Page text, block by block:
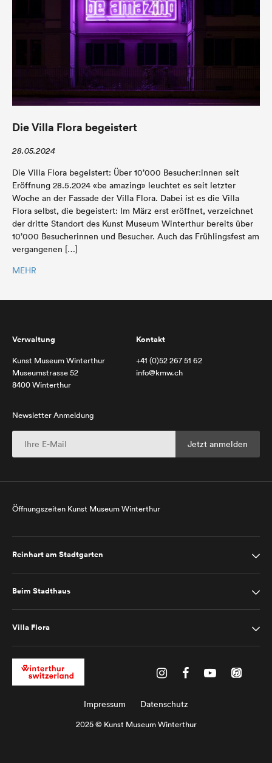
Die Villa Flora begeistert
28.05.2024
Die Villa Flora begeistert: Über 10’000 Besucher:innen seit
Eröffnung 28.5.2024 «be amazing» leuchtet es seit letzter
Woche an der Fassade der Villa Flora. Dabei ist es die Villa
Flora selbst, die begeistert: Im März erst eröffnet, verzeichnet
der dritte Standort des Kunst Museum Winterthur bereits über
10’000 Besucherinnen und Besucher. Auch das Frühlingsfest am
vergangenen […]
MEHR
Verwaltung
Kunst Museum Winterthur
Museumstrasse 52
8400 Winterthur
Kontakt
+41 (0)52 267 51 62
info@kmw.ch
Newsletter Anmeldung
Öffnungszeiten Kunst Museum Winterthur
Reinhart am Stadtgarten
Beim Stadthaus
Villa Flora
Impressum Datenschutz
2025 © Kunst Museum Winterthur